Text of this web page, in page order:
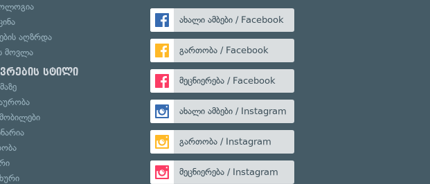
აღზრდა
მოვლა
სტილი
ახალი ამბები / Facebook
გართობა / Facebook
მეცნიერება / Facebook
ახალი ამბები / Instagram
გართობა / Instagram
მეცნიერება / Instagram